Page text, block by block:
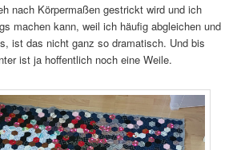
nach Körpermaßen gestrickt wird und ich
machen kann, weil ich häufig abgleichen und
ist das nicht ganz so dramatisch. Und bis
ist ja hoffentlich noch eine Weile.